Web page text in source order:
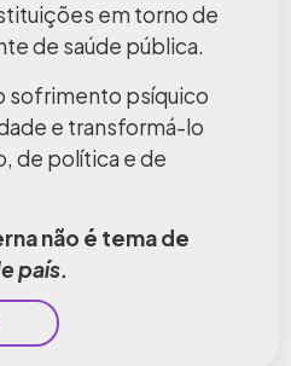
em torno de
de saúde pública.
sofrimento psíquico
e transformá-lo
de política e de
não é tema de
país.